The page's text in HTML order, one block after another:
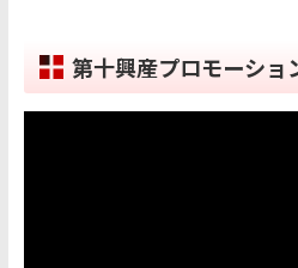
第十興産プロモーショ